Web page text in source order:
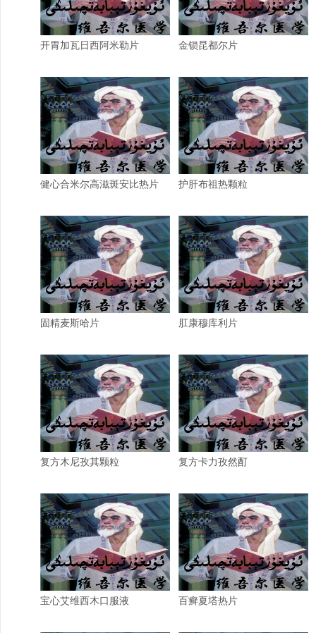
开胃加瓦日西阿米勒片 金锁昆都尔片
健心合米尔高滋斑安比热片 护肝布祖热颗粒
固精麦斯哈片 肛康穆库利片
复方木尼孜其颗粒 复方卡力孜然酊
宝心艾维西木口服液 百癣夏塔热片